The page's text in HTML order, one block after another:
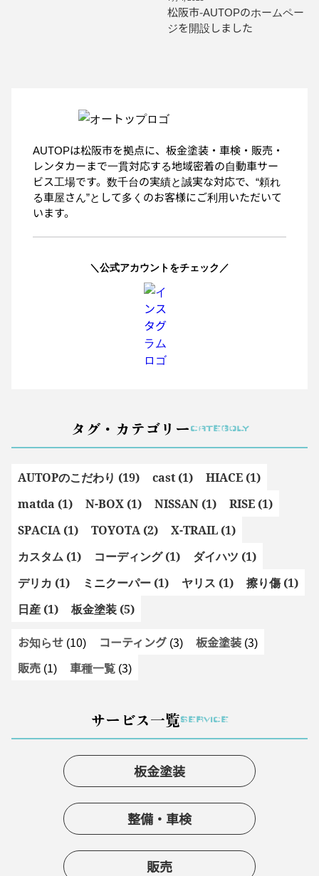
松阪市-AUTOPのホームペー
ジを開設しました
AUTOPは松阪市を拠点に、板金塗装・車検・販売・
レンタカーまで一貫対応する地域密着の自動車サー
ビス工場です。数千台の実績と誠実な対応で、“頼れ
る車屋さん”として多くのお客様にご利用いただいて
います。
＼公式アカウントをチェック／
タグ・カテゴリー CATEGOLY
AUTOPのこだわり (19) cast (1)
HIACE (1)
matda (1)
N-BOX (1) NISSAN (1)
RISE (1)
SPACIA (1)
TOYOTA (2)
X-TRAIL (1)
カスタム (1)
コーディング (1)
ダイハツ (1)
デリカ (1)
ミニクーパー (1) ヤリス (1)
擦り傷 (1)
日産 (1)
板金塗装 (5)
お知らせ (10) コーティング (3) 板金塗装 (3)
販売 (1) 車種一覧 (3)
サービス一覧SERVICE
板金塗装
整備・車検
販売